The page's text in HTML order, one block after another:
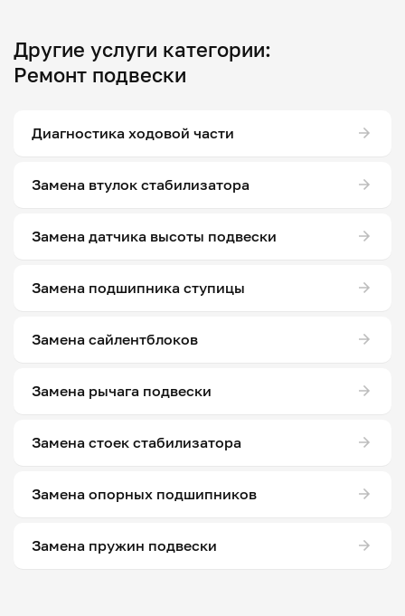
Другие услуги категории:
Ремонт подвески
Диагностика ходовой части
Замена втулок стабилизатора
Замена датчика высоты подвески
Замена подшипника ступицы
Замена сайлентблоков
Замена рычага подвески
Замена стоек стабилизатора
Замена опорных подшипников
Замена пружин подвески